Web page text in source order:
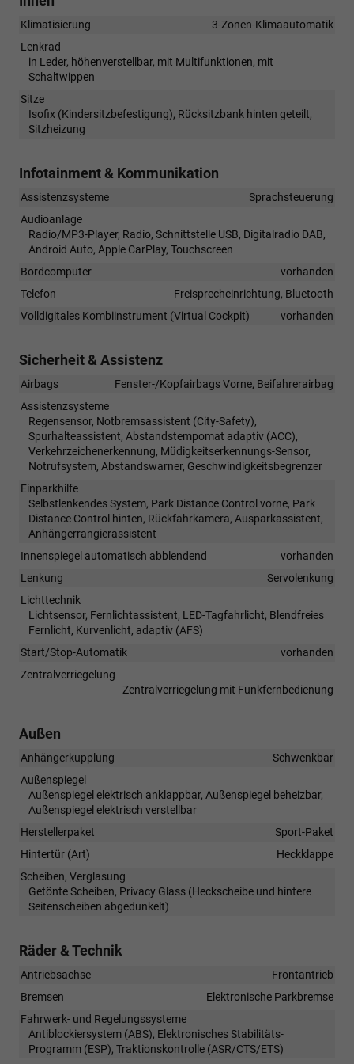
Klimatisierung
3-Zonen-Klimaautomatik
Lenkrad
in Leder, höhenverstellbar, mit Multifunktionen, mit
Schaltwippen
Sitze
Isofix (Kindersitzbefestigung), Rücksitzbank hinten geteilt,
Sitzheizung
Infotainment & Kommunikation
Assistenzsysteme
Sprachsteuerung
Audioanlage
Radio/MP3-Player, Radio, Schnittstelle USB, Digitalradio DAB,
Android Auto, Apple CarPlay, Touchscreen
Bordcomputer
vorhanden
Telefon
Freisprecheinrichtung, Bluetooth
Volldigitales Kombiinstrument (Virtual Cockpit)
vorhanden
Sicherheit & Assistenz
Airbags
Fenster-/Kopfairbags Vorne, Beifahrerairbag
Assistenzsysteme
Regensensor, Notbremsassistent (City-Safety),
Spurhalteassistent, Abstandstempomat adaptiv (ACC),
Verkehrzeichenerkennung, Müdigkeitserkennungs-Sensor,
Notrufsystem, Abstandswarner, Geschwindigkeitsbegrenzer
Einparkhilfe
Selbstlenkendes System, Park Distance Control vorne, Park
Distance Control hinten, Rückfahrkamera, Ausparkassistent,
Anhängerrangierassistent
Innenspiegel automatisch abblendend
vorhanden
Lenkung
Servolenkung
Lichttechnik
Lichtsensor, Fernlichtassistent, LED-Tagfahrlicht, Blendfreies
Fernlicht, Kurvenlicht, adaptiv (AFS)
Start/Stop-Automatik
vorhanden
Zentralverriegelung
Zentralverriegelung mit Funkfernbedienung
Außen
Anhängerkupplung
Schwenkbar
Außenspiegel
Außenspiegel elektrisch anklappbar, Außenspiegel beheizbar,
Außenspiegel elektrisch verstellbar
Herstellerpaket
Sport-Paket
Hintertür (Art)
Heckklappe
Scheiben, Verglasung
Getönte Scheiben, Privacy Glass (Heckscheibe und hintere
Seitenscheiben abgedunkelt)
Räder & Technik
Antriebsachse
Frontantrieb
Bremsen
Elektronische Parkbremse
Fahrwerk- und Regelungssysteme
Antiblockiersystem (ABS), Elektronisches Stabilitäts-
Programm (ESP), Traktionskontrolle (ASR/CTS/ETS)